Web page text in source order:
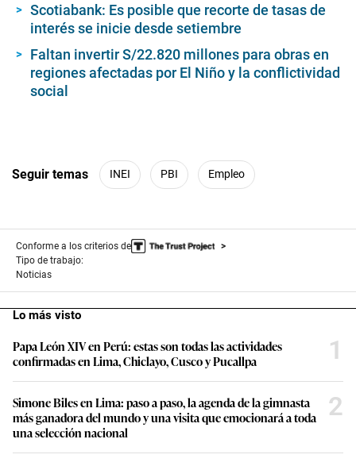
Scotiabank: Es posible que recorte de tasas de
interés se inicie desde setiembre
Faltan invertir S/22.820 millones para obras en
regiones afectadas por El Niño y la conflictividad
social
Seguir temas INEI PBI Empleo
Conforme a los criterios de
Tipo de trabajo:
Noticias
Lo más visto
Papa León XIV en Perú: estas son todas las actividades
confirmadas en Lima, Chiclayo, Cusco y Pucallpa
1
Simone Biles en Lima: paso a paso, la agenda de la gimnasta
más ganadora del mundo y una visita que emocionará a toda
una selección nacional
2